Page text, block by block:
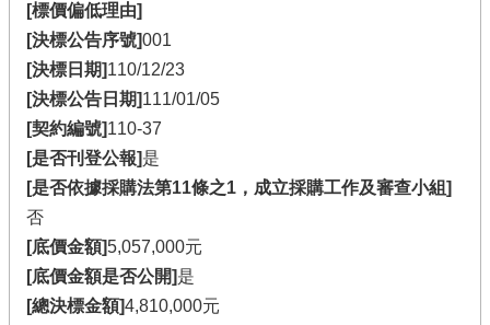
[標價偏低理由]
[決標公告序號]001
[決標日期]110/12/23
[決標公告日期]111/01/05
[契約編號]110-37
[是否刊登公報]是
[是否依據採購法第11條之1，成立採購工作及審查小組]
否
[底價金額]5,057,000元
[底價金額是否公開]是
[總決標金額]4,810,000元